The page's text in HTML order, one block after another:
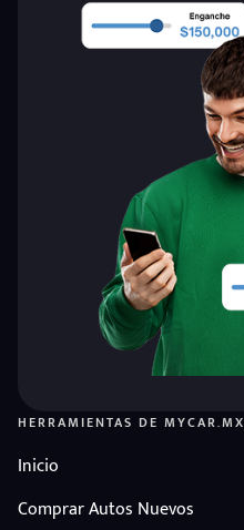
HERRAMIENTAS DE MYCAR.MX
Inicio
Comprar Autos Nuevos